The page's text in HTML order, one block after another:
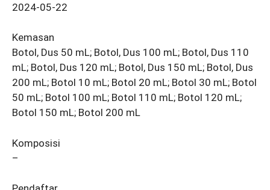
2024-05-22
Kemasan
Botol, Dus 50 mL; Botol, Dus 100 mL; Botol, Dus 110
mL; Botol, Dus 120 mL; Botol, Dus 150 mL; Botol, Dus
200 mL; Botol 10 mL; Botol 20 mL; Botol 30 mL; Botol
50 mL; Botol 100 mL; Botol 110 mL; Botol 120 mL;
Botol 150 mL; Botol 200 mL
Komposisi
–